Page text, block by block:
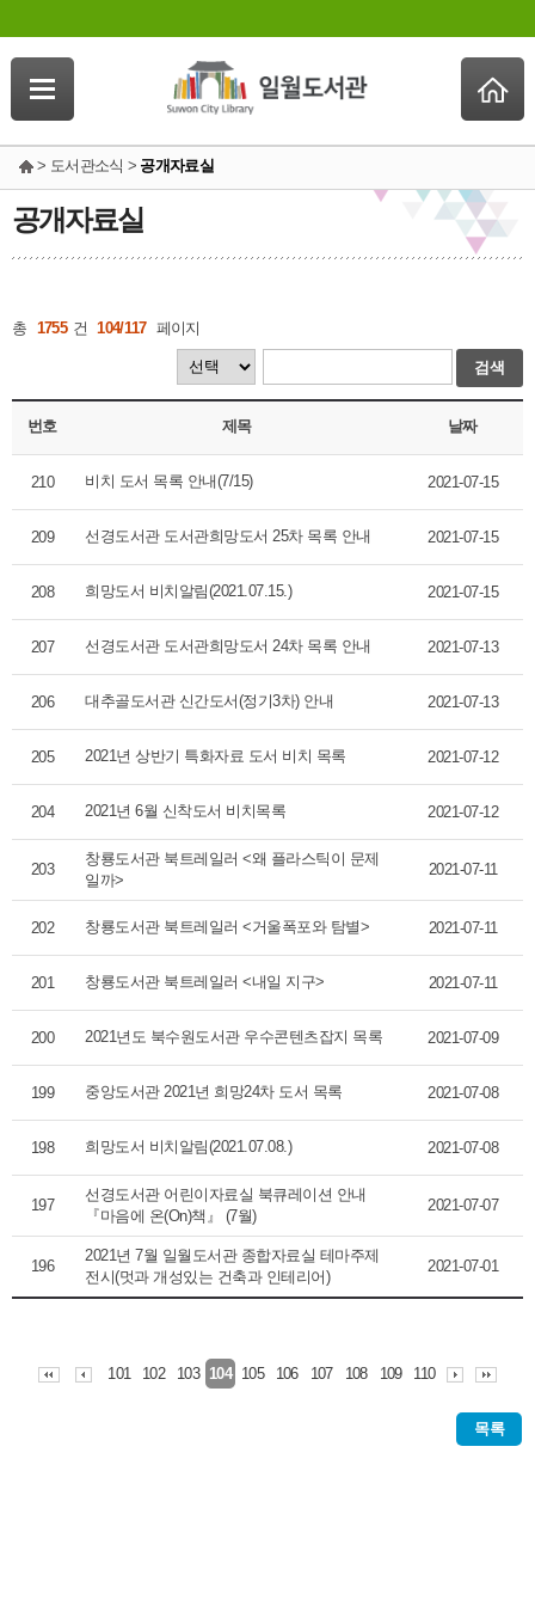
> 도서관소식 > 공개자료실
공개자료실
총 1755 건 104/117 페이지
검색
번호 제목 날짜
210 비치 도서 목록 안내(7/15) 2021-07-15
209 선경도서관 도서관희망도서 25차 목록 안내 2021-07-15
208 희망도서 비치알림(2021.07.15.) 2021-07-15
207 선경도서관 도서관희망도서 24차 목록 안내 2021-07-13
206 대추골도서관 신간도서(정기3차) 안내 2021-07-13
205 2021년 상반기 특화자료 도서 비치 목록 2021-07-12
204 2021년 6월 신착도서 비치목록 2021-07-12
203
창룡도서관 북트레일러 <왜 플라스틱이 문제
일까>
2021-07-11
202 창룡도서관 북트레일러 <거울폭포와 탐별> 2021-07-11
201 창룡도서관 북트레일러 <내일 지구> 2021-07-11
200 2021년도 북수원도서관 우수콘텐츠잡지 목록 2021-07-09
199 중앙도서관 2021년 희망24차 도서 목록 2021-07-08
198 희망도서 비치알림(2021.07.08.) 2021-07-08
197
선경도서관 어린이자료실 북큐레이션 안내
『마음에 온(On)책』 (7월)
2021-07-07
196
2021년 7월 일월도서관 종합자료실 테마주제
전시(멋과 개성있는 건축과 인테리어)
2021-07-01
101 102 103 104 105 106 107 108 109 110
목록